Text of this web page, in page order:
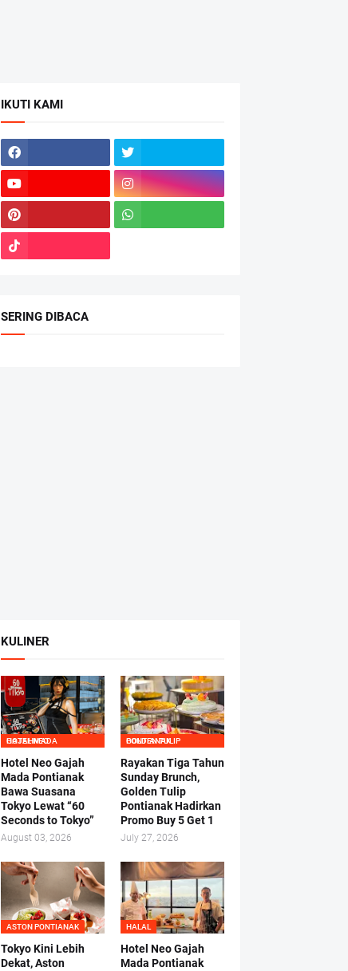
IKUTI KAMI
SERING DIBACA
KULINER
HOTEL NEO GAJAHMADA
Hotel Neo Gajah
Mada Pontianak
Bawa Suasana
Tokyo Lewat “60
Seconds to Tokyo”
August 03, 2026
GOLDEN TULIP PONTIANAK
Rayakan Tiga Tahun
Sunday Brunch,
Golden Tulip
Pontianak Hadirkan
Promo Buy 5 Get 1
July 27, 2026
ASTON PONTIANAK
Tokyo Kini Lebih
Dekat, Aston
HALAL
Hotel Neo Gajah
Mada Pontianak